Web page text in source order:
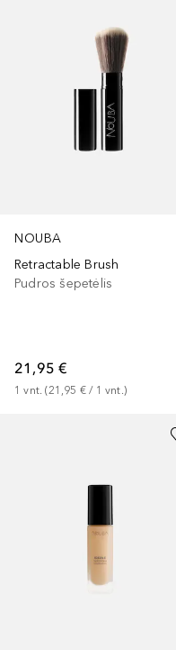
NOUBA
Retractable Brush
Pudros šepetėlis
21,95 €
1 vnt. (21,95 € / 1 vnt.)